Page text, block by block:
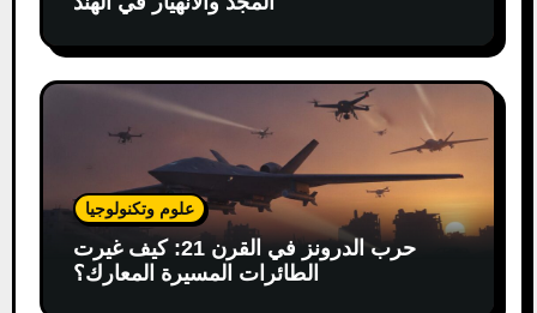
علوم وتكنولوجيا
حرب الدرونز في القرن 21: كيف غيرت
الطائرات المسيرة المعارك؟